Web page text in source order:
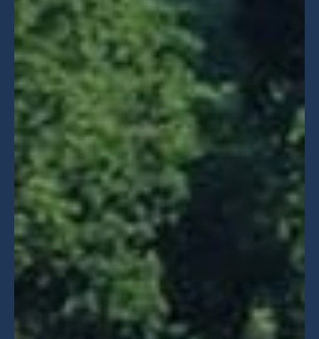
DÉPOSEZ VOTRE RECHERCHE
NOUS REJOINDRE
CONTACT
EN